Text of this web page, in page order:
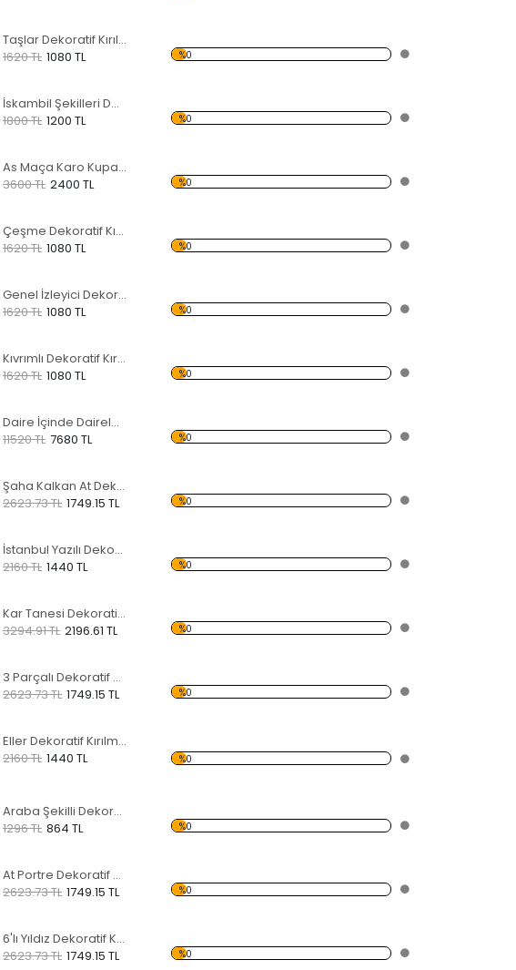
Taşlar Dekoratif Kırılmaz Ayna
1620 TL 1080 TL %0
İskambil Şekilleri Dekoratif Kırılmaz Ayna
1800 TL 1200 TL %0
As Maça Karo Kupa Şekilli Dekoratif Kırılmaz Ayna
3600 TL 2400 TL %0
Çeşme Dekoratif Kırılmaz Ayna
1620 TL 1080 TL %0
Genel İzleyici Dekoratif Kırılmaz Ayna
1620 TL 1080 TL %0
Kıvrımlı Dekoratif Kırılmaz Ayna
1620 TL 1080 TL %0
Daire İçinde Daireler Dekoratif Kırılmaz Ayna
11520 TL 7680 TL %0
Şaha Kalkan At Dekoratif Kırılmaz Ayna
2623.73 TL 1749.15 TL %0
İstanbul Yazılı Dekoratif Kırılmaz Ayna
2160 TL 1440 TL %0
Kar Tanesi Dekoratif Kırılmaz Ayna
3294.91 TL 2196.61 TL %0
3 Parçalı Dekoratif Kırılmaz Ayna
2623.73 TL 1749.15 TL %0
Eller Dekoratif Kırılmaz Ayna
2160 TL 1440 TL %0
Araba Şekilli Dekoratif Kırılmaz Ayna
1296 TL 864 TL %0
At Portre Dekoratif Kırılmaz Ayna
2623.73 TL 1749.15 TL %0
6'lı Yıldız Dekoratif Kırılmaz Ayna
2623.73 TL 1749.15 TL %0